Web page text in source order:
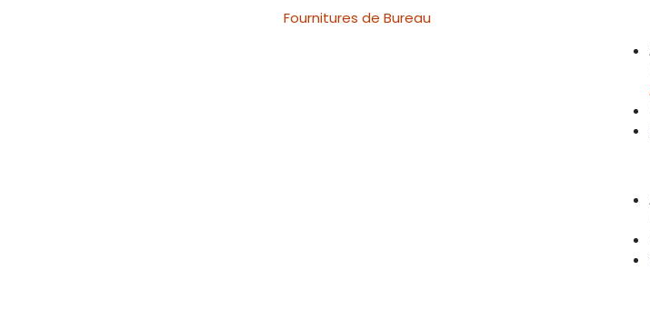
Fournitures de Bureau